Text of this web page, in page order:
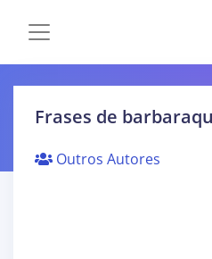
Frases de
Outros Autores